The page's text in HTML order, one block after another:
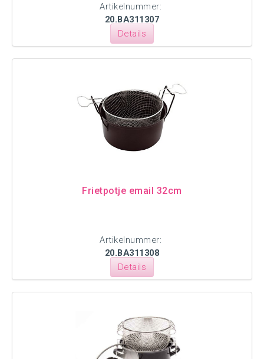
Artikelnummer:
20.BA311307
Details
Frietpotje email 32cm
Artikelnummer:
20.BA311308
Details